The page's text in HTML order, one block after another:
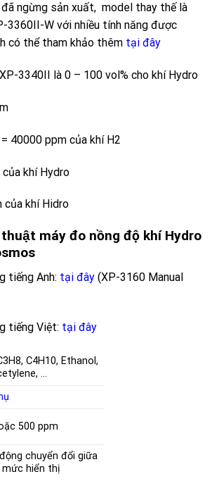
đã ngừng sản xuất, model thay thế là
3360II-W với nhiều tính năng được
có thể tham khảo thêm tại đây
3340II là 0 – 100 vol% cho khí Hydro
40000 ppm của khí H2
của khí Hydro
của khí Hidro
thuật máy đo nồng độ khí Hydro
tiếng Anh: tại đây (XP-3160 Manual
tiếng Việt: tại đây
C4H10, Ethanol,
…
500 ppm
chuyển đổi giữa
mức hiển thị